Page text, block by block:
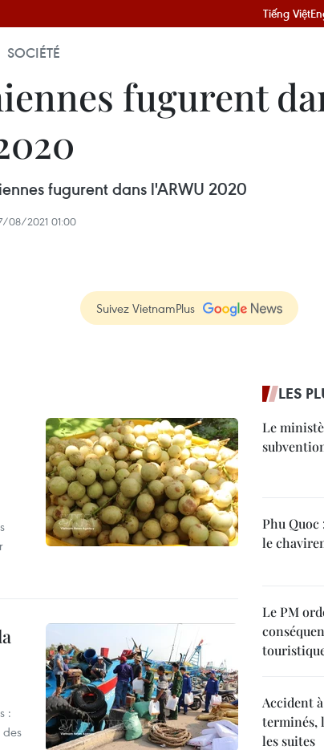
Tiếng Việt
SOCIÉTÉ
fugurent
fugurent dans l'ARWU 2020
08/2021 01:00
Suivez VietnamPlus
:
des
LES
Le
Phu Quoc
le
Le PM
Accident
terminés,
les suites